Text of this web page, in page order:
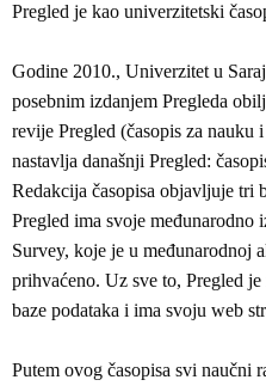
Pregled je kao univerzitetski
Godine 2010., Univerzitet u
posebnim izdanjem Pregleda
revije Pregled (časopis za
nastavlja današnji Pregled:
Redakcija časopisa objavljuje tri
Pregled ima svoje međunarodno
Survey, koje je u međunarodnoj
prihvaćeno. Uz sve to, Pregled
baze podataka i ima svoju web
Putem ovog časopisa svi naučni